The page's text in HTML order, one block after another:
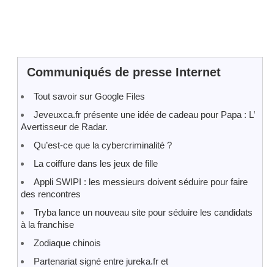
Communiqués de presse Internet
Tout savoir sur Google Files
Jeveuxca.fr présente une idée de cadeau pour Papa : L’
Avertisseur de Radar.
Qu’est-ce que la cybercriminalité ?
La coiffure dans les jeux de fille
Appli SWIPI : les messieurs doivent séduire pour faire
des rencontres
Tryba lance un nouveau site pour séduire les candidats
à la franchise
Zodiaque chinois
Partenariat signé entre jureka.fr et